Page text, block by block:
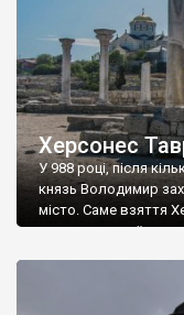
Херсонес
У 988 році, після
князь Володимир
місто. Саме взяття
диктувати свої
Херсонесі
А потім було